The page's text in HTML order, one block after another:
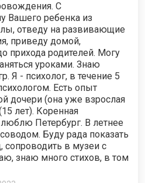
С
Вашего ребенка из
отведу на развивающие
приведу домой,
прихода родителей. Могу
уроками. Знаю
Я - психолог, в течение 5
Есть опыт
дочери (она уже взрослая
лет). Коренная
Петербург. В летнее
Буду рада показать
сопроводить в музеи с
знаю много стихов, в том